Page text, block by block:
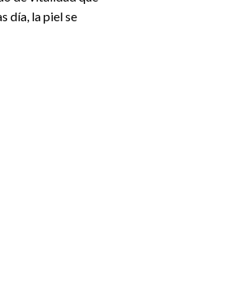
día, la piel se